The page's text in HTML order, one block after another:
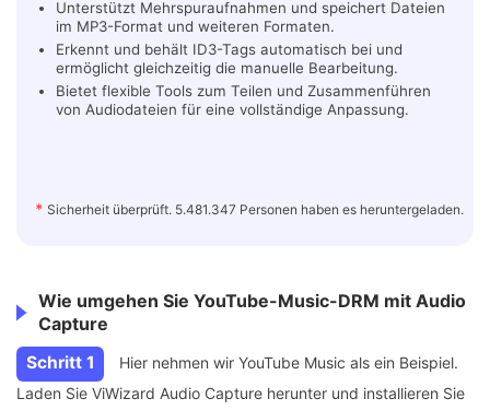
* Sicherheit überprüft. 5.481.347 Personen haben es heruntergeladen.
Unterstützt Mehrspuraufnahmen und speichert Dateien
im MP3-Format und weiteren Formaten.
Erkennt und behält ID3-Tags automatisch bei und
ermöglicht gleichzeitig die manuelle Bearbeitung.
Bietet flexible Tools zum Teilen und Zusammenführen
von Audiodateien für eine vollständige Anpassung.
Wie umgehen Sie YouTube-Music-DRM mit Audio
Capture
Schritt 1
Hier nehmen wir YouTube Music als ein Beispiel.
Laden Sie ViWizard Audio Capture herunter und installieren Sie